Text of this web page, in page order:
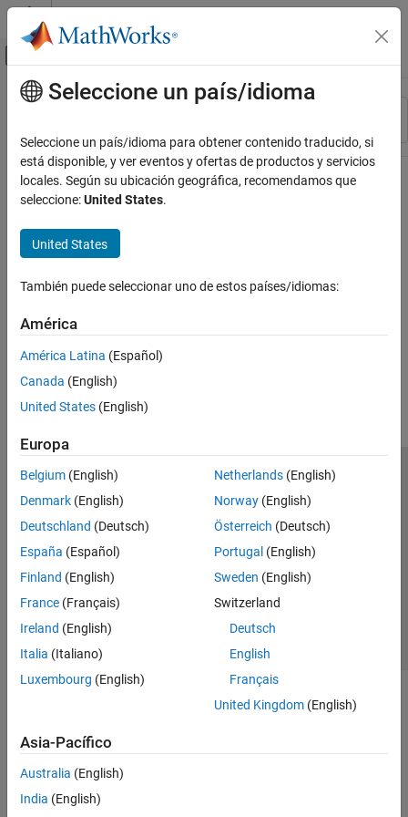
Saltar al contenido
Mostrar/ocultar menú de navegación
Recurso
Contenido principal
Seleccione un país/idioma
Seleccione un país/idioma para obtener contenido traducido, si
está disponible, y ver eventos y ofertas de productos y servicios
locales. Según su ubicación geográfica, recomendamos que
seleccione:United States.
United States
También puede seleccionar uno de estos países/idiomas:
América
América Latina (Español)
Canada (English)
United States (English)
Europa
Belgium (English)
Denmark (English)
Deutschland (Deutsch)
España (Español)
Finland (English)
France (Français)
Ireland (English)
Italia (Italiano)
Luxembourg (English)
Netherlands(English)
Norway(English)
Österreich (Deutsch)
Portugal (English)
Sweden (English)
Switzerland
Deutsch
English
Français
United Kingdom(English)
Asia-Pacífico
Australia (English)
India (English)
Centro de confianza
Marcas comerciales
Política de privacidad
Antipiratería
Estado de las aplicaciones
Información de contacto
© 1994-2026 The MathWorks, Inc.